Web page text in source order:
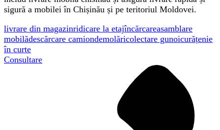
sigură a mobilei în Chișinău și pe teritoriul Moldovei.
livrare din magazinridicare la etajîncărcareasamblare
mobilădescărcare camiondemolăricolectare gunoicurățenie
în curte
Consultare